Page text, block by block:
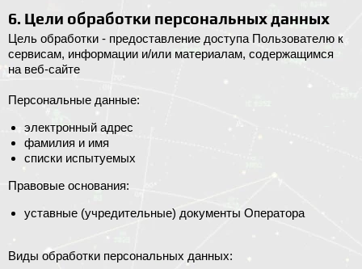
6. Цели обработки персональных данных
Цель обработки - предоставление доступа Пользователю к
сервисам, информации и/или материалам, содержащимся
на веб-сайте
Персональные данные:
электронный адрес
фамилия и имя
списки испытуемых
Правовые основания:
уставные (учредительные) документы Оператора
Виды обработки персональных данных: